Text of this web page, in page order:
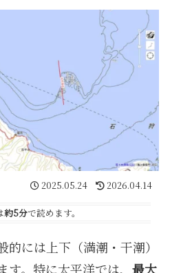
2025.05.24 2026.04.14
約5分で読めます。
には上下（満潮・干潮）
。特に太平洋では、 最大